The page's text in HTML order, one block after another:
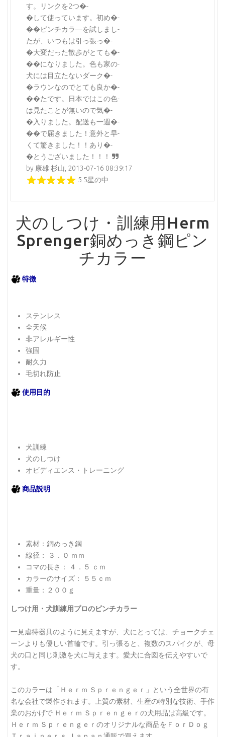
す。リンクを2つ�-
�して使っています。初め�-
��ピンチカラ―を試しまし-
たが、いつもは引っ張っ�-
�大変だった散歩がとても�-
��になりました。色も家の-
犬には目立たないダーク�-
�ラウンなのでとても良か�-
��たです。日本ではこの色-
は見たことが無いので気�-
�入りました。配送も一週�-
��で届きました！意外と早-
くて驚きました！！あり�-
�とうございました！！！
by 康雄 杉山, 2013-07-16 08:39:17
5 5星の中
犬のしつけ・訓練用Herm
Sprenger銅めっき鋼ピン
チカラー
特徴
ステンレス
全天候
非アレルギー性
強固
耐久力
毛切れ防止
使用目的
犬訓練
犬のしつけ
オビディエンス・トレーニング
商品説明
素材：銅めっき鋼
線径： ３．０ ｍｍ
コマの長さ： ４．５ ｃｍ
カラーのサイズ： ５５ｃｍ
重量：２００ｇ
しつけ用・犬訓練用プロのピンチカラー
一見虐待器具のように見えますが、犬にとっては、チョークチェ
ーンよりも優しい首輪です。引っ張ると、複数のスパイクが、母
犬の口と同じ刺激を犬に与えます。愛犬に合図を伝えやすいで
す。
このカラーは「Ｈｅｒｍ Ｓｐｒｅｎｇｅｒ」という全世界の有
名な会社で製作されます。上質の素材、生産の特別な技術、手作
業のおかげで Ｈｅｒｍ Ｓｐｒｅｎｇｅｒの犬用品は高級です。
Ｈｅｒｍ Ｓｐｒｅｎｇｅｒのオリジナルな商品をＦｏｒＤｏｇ